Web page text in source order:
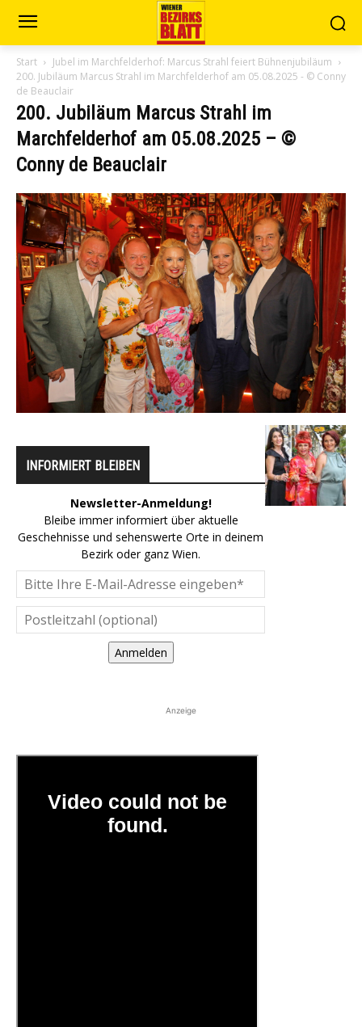
Start
Jubel im Marchfelderhof: Marcus Strahl feiert Bühnenjubiläum
200. Jubiläum Marcus Strahl im Marchfelderhof am 05.08.2025 - © Conny
de Beauclair
200. Jubiläum Marcus Strahl im
Marchfelderhof am 05.08.2025 – ©
Conny de Beauclair
INFORMIERT BLEIBEN
Newsletter-Anmeldung!
Bleibe immer informiert über aktuelle
Geschehnisse und sehenswerte Orte in deinem
Bezirk oder ganz Wien.
Anmelden
Anzeige